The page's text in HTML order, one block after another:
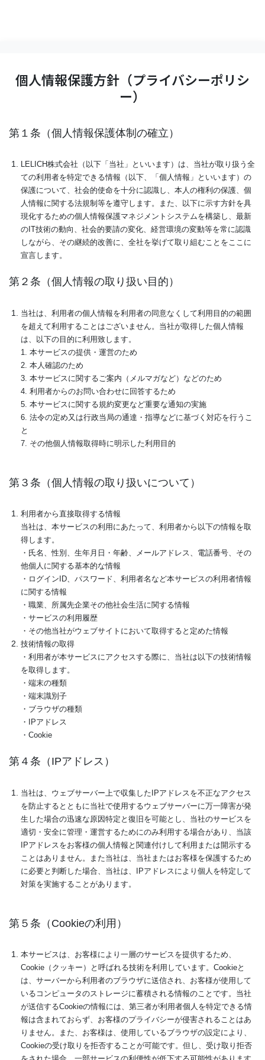
個人情報保護方針（プライバシーポリシ
ー）
第１条（個人情報保護体制の確立）
LELICH株式会社（以下「当社」といいます）は、当社が取り扱う全
ての利用者を特定できる情報（以下、「個人情報」といいます）の
保護について、社会的使命を十分に認識し、本人の権利の保護、個
人情報に関する法規制等を遵守します。また、以下に示す方針を具
現化するための個人情報保護マネジメントシステムを構築し、最新
のIT技術の動向、社会的要請の変化、経営環境の変動等を常に認識
しながら、その継続的改善に、全社を挙げて取り組むことをここに
宣言します。
第２条（個人情報の取り扱い目的）
当社は、利用者の個人情報を利用者の同意なくして利用目的の範囲
を超えて利用することはございません。当社が取得した個人情報
は、以下の目的に利用致します。
1. 本サービスの提供・運営のため
2. 本人確認のため
3. 本サービスに関するご案内（メルマガなど）などのため
4. 利用者からのお問い合わせに回答するため
5. 本サービスに関する規約変更など重要な通知の実施
6. 法令の定め又は行政当局の通達・指導などに基づく対応を行うこ
と
7. その他個人情報取得時に明示した利用目的
第３条（個人情報の取り扱いについて）
利用者から直接取得する情報
当社は、本サービスの利用にあたって、利用者から以下の情報を取
得します。
・氏名、性別、生年月日・年齢、メールアドレス、電話番号、その
他個人に関する基本的な情報
・ログインID、パスワード、利用者名など本サービスの利用者情報
に関する情報
・職業、所属先企業その他社会生活に関する情報
・サービスの利用履歴
・その他当社がウェブサイトにおいて取得すると定めた情報
技術情報の取得
・利用者が本サービスにアクセスする際に、当社は以下の技術情報
を取得します。
・端末の種類
・端末識別子
・ブラウザの種類
・IPアドレス
・Cookie
第４条（IPアドレス）
当社は、ウェブサーバー上で収集したIPアドレスを不正なアクセス
を防止するとともに当社で使用するウェブサーバーに万一障害が発
生した場合の迅速な原因特定と復旧を可能とし、当社のサービスを
適切・安全に管理・運営するためにのみ利用する場合があり、当該
IPアドレスをお客様の個人情報と関連付けして利用または開示する
ことはありません。また当社は、当社またはお客様を保護するため
に必要と判断した場合、当社は、IPアドレスにより個人を特定して
対策を実施することがあります。
第５条（Cookieの利用）
本サービスは、お客様により一層のサービスを提供するため、
Cookie（クッキー）と呼ばれる技術を利用しています。Cookieと
は、サーバーから利用者のブラウザに送信され、お客様が使用して
いるコンピュータのストレージに蓄積される情報のことです。当社
が送信するCookieの情報には、第三者が利用者個人を特定できる情
報は含まれておらず、お客様のプライバシーが侵害されることはあ
りません。また、お客様は、使用しているブラウザの設定により、
Cookieの受け取りを拒否することが可能です。但し、受け取り拒否